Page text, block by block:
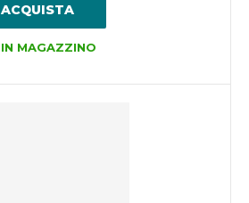
ACQUISTA
IN MAGAZZINO